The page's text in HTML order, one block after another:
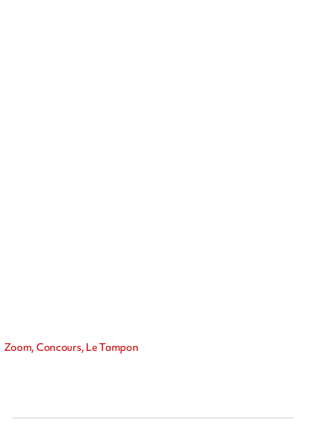
Zoom, Concours, Le Tampon